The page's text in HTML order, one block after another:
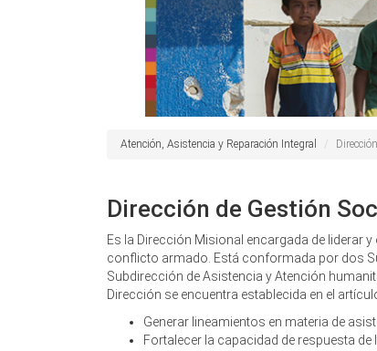
Atención, Asistencia y Reparación Integral
Dirección de Gestión
Es la Dirección Misional encargada de liderar
conflicto armado. Está conformada por dos
Subdirección de Asistencia y Atención
Dirección se encuentra establecida en el
Generar lineamientos en materia de
Fortalecer la capacidad de respuesta